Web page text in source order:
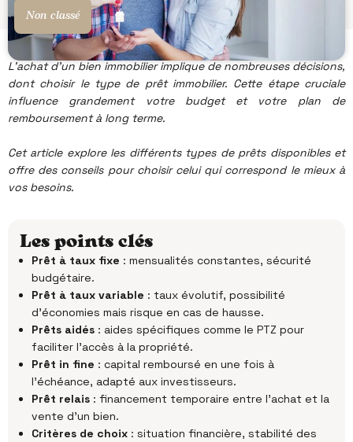
Non classé
L’achat d’un bien immobilier implique de nombreuses décisions,
dont choisir le type de prêt immobilier. Cette étape cruciale
influence grandement votre budget et votre plan de
remboursement à long terme.
Cet article explore les différents types de prêts disponibles et
offre des conseils pour choisir celui qui correspond le mieux à
vos besoins.
Les points clés
Prêt à taux fixe : mensualités constantes, sécurité
budgétaire.
Prêt à taux variable : taux évolutif, possibilité
d’économies mais risque en cas de hausse.
Prêts aidés : aides spécifiques comme le PTZ pour
faciliter l’accès à la propriété.
Prêt in fine : capital remboursé en une fois à
l’échéance, adapté aux investisseurs.
Prêt relais : financement temporaire entre l’achat et la
vente d’un bien.
Critères de choix : situation financière, stabilité des